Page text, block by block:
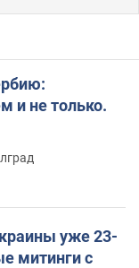
и не только.
уже 23-
митинги с